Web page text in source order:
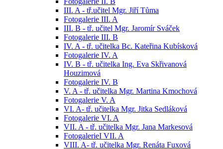
III. A - tř.učitel Mgr. Jiří Tůma
Fotogalerie III. A
III. B - tř. učitel Mgr. Jaromír Sváček
Fotogalerie III. B
IV. A - tř. učitelka Bc. Kateřina Kubísková
Fotogalerie IV. A
IV. B - tř. učitelka Ing. Eva Skřivanová
Houzimová
Fotogalerie IV. B
V. A - tř. učitelka Mgr. Martina Kmochová
Fotogalerie V. A
VI. A- tř. učitelka Mgr. Jitka Sedláková
Fotogalerie VI. A
VII. A - tř. učitelka Mgr. Jana Markesová
FotogalerieI VII. A
VIII. A- tř. učitelka Mgr. Renáta Fuxová